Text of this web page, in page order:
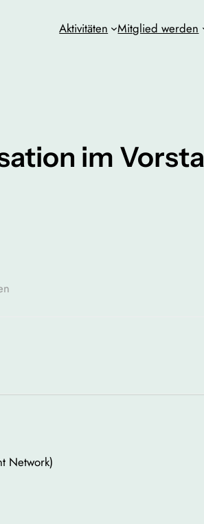
Aktivitäten Mitglied werden
im
Network)